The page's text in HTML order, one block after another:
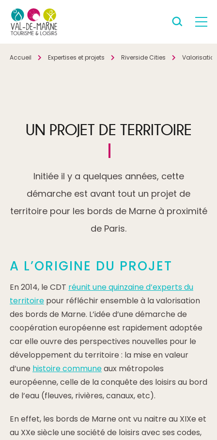
Accueil Expertises et projets Riverside Cities
UN PROJET DE TERRITOIRE
Initiée il y a quelques années, cette
démarche est avant tout un projet de
territoire pour les bords de Marne à proximité
de Paris.
A L’ORIGINE DU PROJET
En 2014, le CDT réunit une quinzaine d’experts du
territoire pour réfléchir ensemble à la valorisation
des bords de Marne. L’idée d’une démarche de
coopération européenne est rapidement adoptée
car elle ouvre des perspectives nouvelles pour le
développement du territoire : la mise en valeur
d’une histoire communeaux métropoles
européenne, celle de la conquête des loisirs au bord
de l’eau (fleuves, rivières, canaux, etc).
En effet, les bords de Marne ont vu naitre au XIXe et
au XXe siècle une société de loisirs avec ses codes,